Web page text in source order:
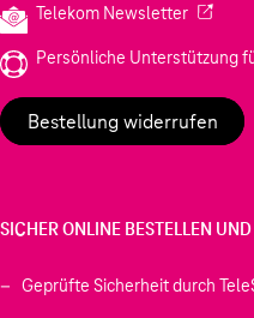
Telekom Newsletter(Wird in
Persönliche Unterstützung
Bestellung widerrufen
SICHER ONLINE BESTELLEN
Geprüfte Sicherheit durch